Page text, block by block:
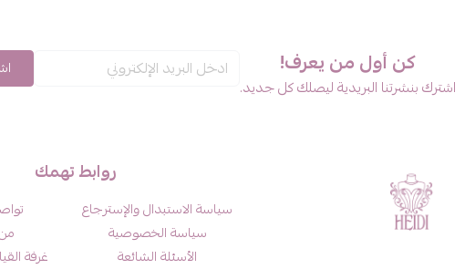
كن أول من يعرف!
اشترك بنشرتنا البريدية ليصلك كل جديد.
روابط تهمك
سياسة الاستبدال والإسترجاع
سياسة الخصوصية
الأسئلة الشائعة
غرفة